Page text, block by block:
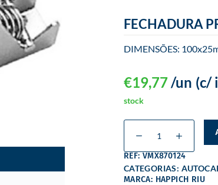
FECHADURA
DIMENSÕES:
€19,77 (c/
/un
stock
REF: VMX870124
CATEGORIAS:
MARCA: HAPPICH RIU